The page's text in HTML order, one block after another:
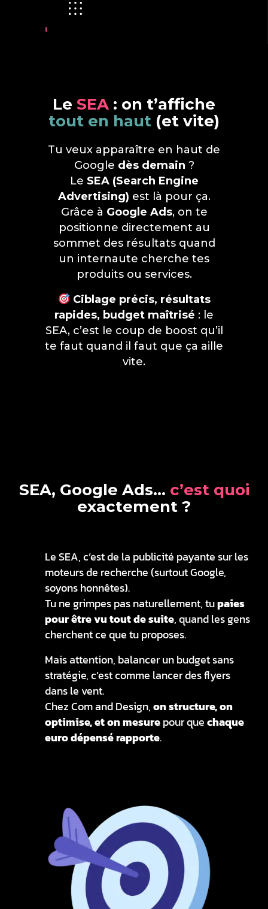
Le SEA : on t’affiche
tout en haut (et vite)
Tu veux apparaître en haut de
Google dès demain ?
Le SEA(Search Engine
Advertising) est là pour ça.
Grâce à Google Ads, on te
positionne directement au
sommet des résultats quand
un internaute cherche tes
produits ou services.
Ciblage précis, résultats
rapides, budget maîtrisé : le
SEA, c’est le coup de boost qu’il
te faut quand il faut que ça aille
vite.
SEA, Google Ads… c’est quoi
exactement ?
Le SEA, c’est de la publicité payante sur les
moteurs de recherche (surtout Google,
soyons honnêtes).
Tu ne grimpes pas naturellement, tupaies
pour être vu tout de suite, quand les gens
cherchent ce que tu proposes.
Mais attention, balancer un budget sans
stratégie, c’est comme lancer des flyers
dans le vent.
Chez Com and Design,on structure, on
optimise, et on mesurepour quechaque
euro dépensé rapporte.